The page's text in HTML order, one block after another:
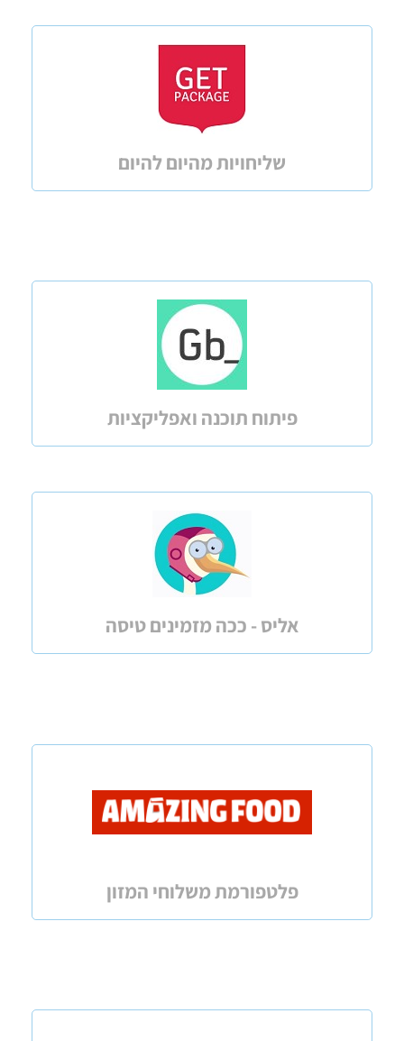
שליחויות מהיום להיום
פיתוח תוכנה ואפליקציות
אליס - ככה מזמינים טיסה
פלטפורמת משלוחי המזון